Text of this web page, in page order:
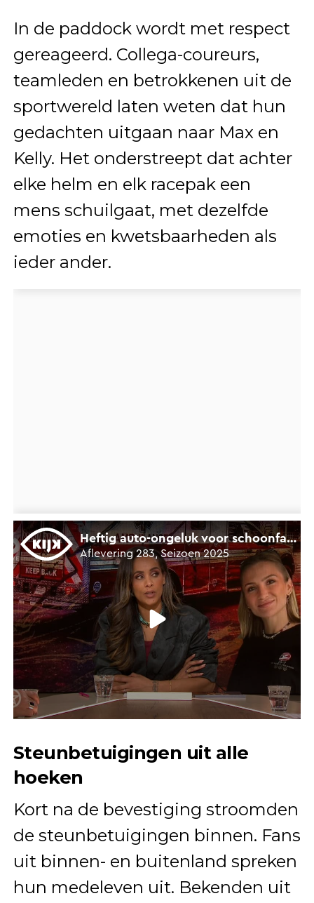
In de paddock wordt met respect
gereageerd. Collega-coureurs,
teamleden en betrokkenen uit de
sportwereld laten weten dat hun
gedachten uitgaan naar Max en
Kelly. Het onderstreept dat achter
elke helm en elk racepak een
mens schuilgaat, met dezelfde
emoties en kwetsbaarheden als
ieder ander.
Steunbetuigingen uit alle
hoeken
Kort na de bevestiging stroomden
de steunbetuigingen binnen. Fans
uit binnen- en buitenland spreken
hun medeleven uit. Bekenden uit